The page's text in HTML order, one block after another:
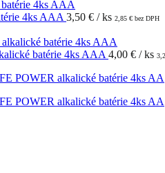
4ks AAA 3,50 € / ks 2,85 € bez DPH
batérie 4ks AAA 4,00 € / ks